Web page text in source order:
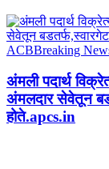
ACBBreaking
अंमली पदार्थ
अंमलदार सेवेतून
होते.apcs.in